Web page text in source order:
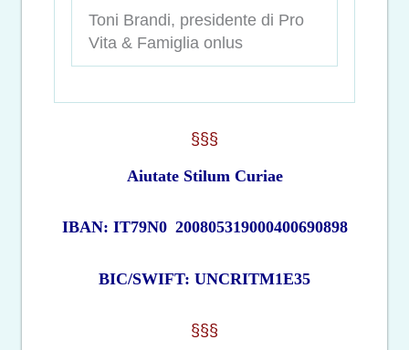
Toni Brandi, presidente di Pro
Vita & Famiglia onlus
§§§
Aiutate Stilum Curiae
IBAN: IT79N0 200805319000400690898
BIC/SWIFT: UNCRITM1E35
§§§